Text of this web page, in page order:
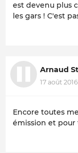
est devenu plus
les gars ! C'est
Arnaud
17 août
Encore toutes
émission et pour